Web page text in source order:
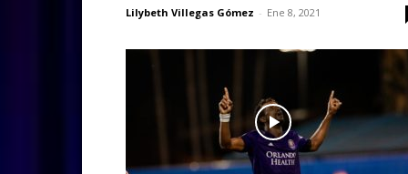
Lilybeth Villegas Gómez - Ene 8, 2021